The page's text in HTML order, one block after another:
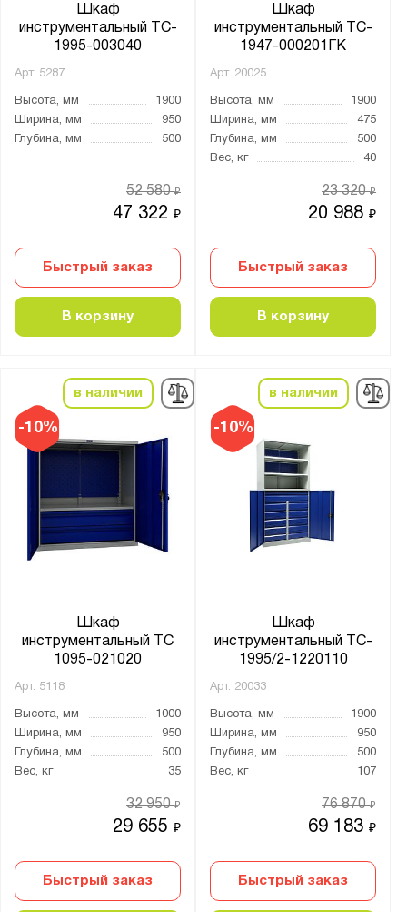
Шкаф
инструментальный TC-
1995-003040
Арт. 5287
Высота, мм
1900
Ширина, мм
950
Глубина, мм
500
47 322₽
52 580₽
Быстрый заказ
В корзину
Шкаф
инструментальный TC-
1947-000201ГК
Арт. 20025
Высота, мм
1900
Ширина, мм
475
Глубина, мм
500
Вес, кг
40
20 988₽
23 320₽
Быстрый заказ
В корзину
-10%
в наличии
Шкаф
инструментальный TС
1095-021020
Арт. 5118
Высота, мм
1000
Ширина, мм
950
Глубина, мм
500
Вес, кг
35
29 655₽
32 950₽
Быстрый заказ
-10%
в наличии
Шкаф
инструментальный TC-
1995/2-1220110
Арт. 20033
Высота, мм
1900
Ширина, мм
950
Глубина, мм
500
Вес, кг
107
69 183₽
76 870₽
Быстрый заказ